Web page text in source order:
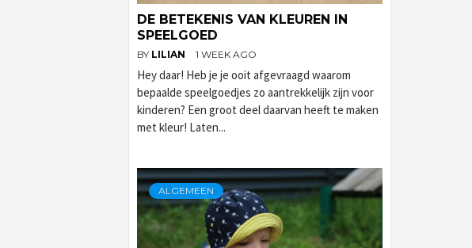
DE BETEKENIS VAN KLEUREN IN
SPEELGOED
BY LILIAN 1 WEEK AGO
Hey daar! Heb je je ooit afgevraagd waarom
bepaalde speelgoedjes zo aantrekkelijk zijn voor
kinderen? Een groot deel daarvan heeft te maken
met kleur! Laten...
ALGEMEEN